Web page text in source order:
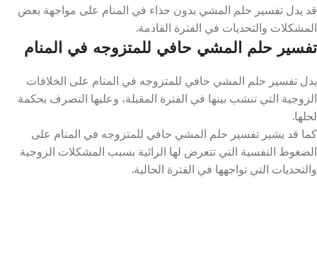
قد يدل تفسير حلم المشي بدون حذاء في المنام على مواجهة بعض
المشكلات والتحديات في الفترة القادمة.
تفسير حلم المشي حافي للمتزوجه في المنام
يدل تفسير حلم المشي حافي للمتزوجه في المنام على الخلافات
الزوجية التي تنشب بينها في الفترة المقبلة، وعليها التصرف بحكمة
لحلها.
كما قد يشير تفسير حلم المشي حافي للمتزوجه في المنام على
الضغوط النفسية التي تتعرض لها الرائية بسبب المشكلات الزوجية
والتحديات التي تواجهها في الفترة الحالية.